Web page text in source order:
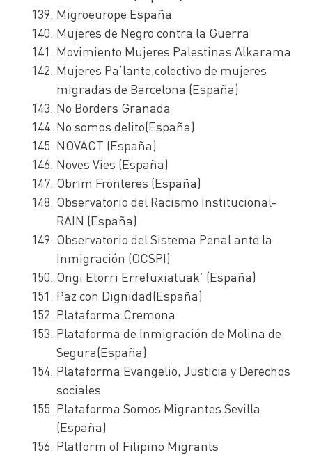
Migroeurope España
Mujeres de Negro contra la Guerra
Movimiento Mujeres Palestinas Alkarama
Mujeres Pa’lante,colectivo de mujeres
migradas de Barcelona (España)
No Borders Granada
No somos delito(España)
NOVACT (España)
Noves Vies (España)
Obrim Fronteres (España)
Observatorio del Racismo Institucional-
RAIN (España)
Observatorio del Sistema Penal ante la
Inmigración (OCSPI)
Ongi Etorri Errefuxiatuak’ (España)
Paz con Dignidad(España)
Plataforma Cremona
Plataforma de Inmigración de Molina de
Segura(España)
Plataforma Evangelio, Justicia y Derechos
sociales
Plataforma Somos Migrantes Sevilla
(España)
Platform of Filipino Migrants